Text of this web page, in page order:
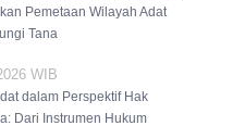
Pemetaan Wilayah Adat
Tana
WIB
dalam Perspektif Hak
Dari Instrumen Hukum